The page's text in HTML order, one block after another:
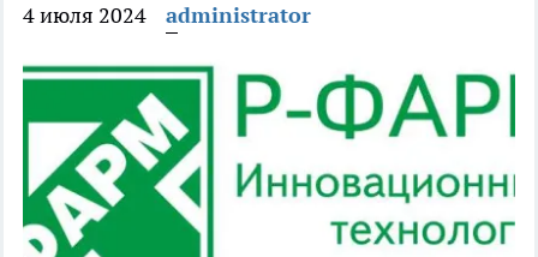
4 июля 2024 administrator